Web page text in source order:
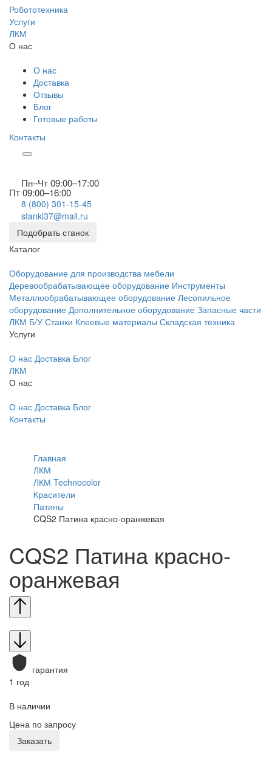
Робототехника
Услуги
ЛКМ
О нас
О нас
Доставка
Отзывы
Блог
Готовые работы
Контакты
Пн–Чт 09:00–17:00
Пт 09:00–16:00
8 (800) 301-15-45
stanki37@mail.ru
Подобрать станок
Каталог
Оборудование для производства мебели
Деревообрабатывающее оборудование Инструменты
Металлообрабатывающее оборудование Лесопильное
оборудование Дополнительное оборудование Запасные части
ЛКМ Б/У Станки Клеевые материалы Складская техника
Услуги
О нас Доставка Блог
ЛКМ
О нас
О нас Доставка Блог
Контакты
Главная
ЛКМ
ЛКМ Technocolor
Красители
Патины
CQS2 Патина красно-оранжевая
CQS2 Патина красно-
оранжевая
гарантия
1 год
В наличии
Цена по запросу
Заказать